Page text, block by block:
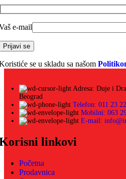
e-mail
se u skladu sa našom
Adresa: Đuje i
Beograd
Telefon: 011 23
Mobilni: 063
E-mail:
linkovi
Početna
Prodavnica